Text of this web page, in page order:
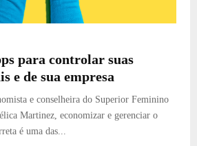
para controlar suas
e de sua empresa
e conselheira do Superior Feminino
Martinez, economizar e gerenciar o
é uma das...